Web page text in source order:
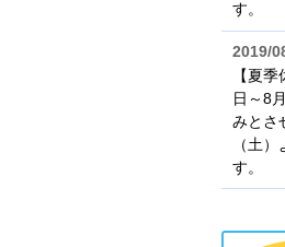
す。
2019/
【夏
日～8
みとさ
（土
す。